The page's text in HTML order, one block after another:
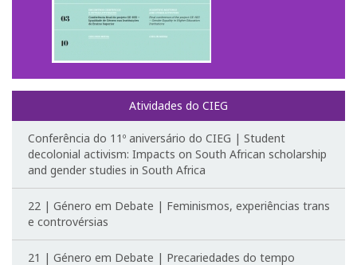
Mensagem de agradecimento
3º Congresso Internacional
Call for papers
Website do III Congresso
Fotografias e videos
Atividades do CIEG
Conferência do 11º aniversário do CIEG | Student
decolonial activism: Impacts on South African scholarship
and gender studies in South Africa
22 | Género em Debate | Feminismos, experiências trans
e controvérsias
21 | Género em Debate | Precariedades do tempo